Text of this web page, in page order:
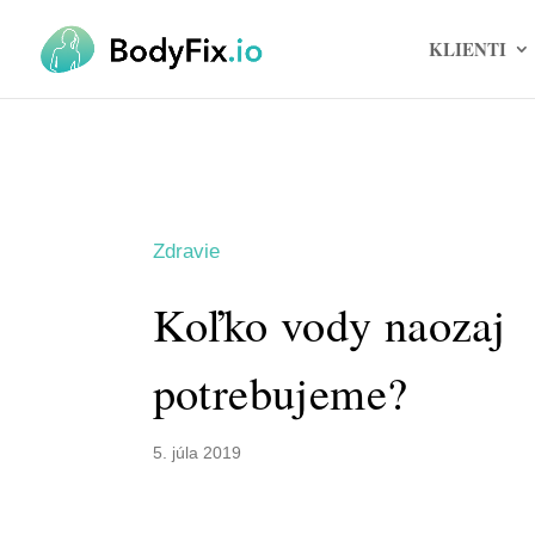
KLIENTI
Zdravie
Koľko vody naozaj
potrebujeme?
5. júla 2019